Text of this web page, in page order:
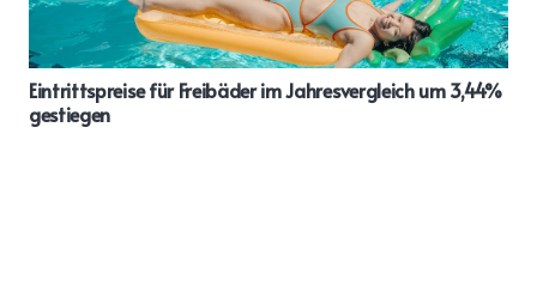
Eintrittspreise für Freibäder im Jahresvergleich um 3,44%
gestiegen